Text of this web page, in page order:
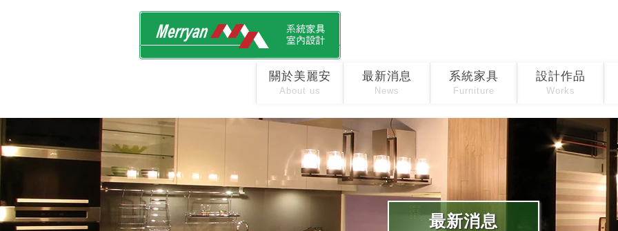
關於美麗安
About us
最新消息
News
系統家具
Furniture
設計作品
Works
最新消息